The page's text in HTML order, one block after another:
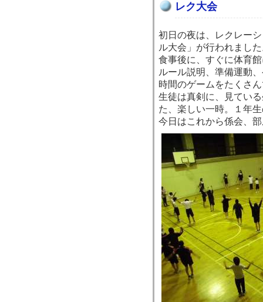
レク大会
初日の夜は、レクレー
ル大会」が行われまし
食事後に、すぐに体育
ルール説明、準備運動
時間のゲームをたくさ
生徒は真剣に、見てい
た、楽しい一時。１年
今日はこれから係会、